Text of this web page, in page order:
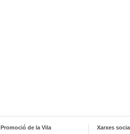
Promoció de la Vila
Xarxes